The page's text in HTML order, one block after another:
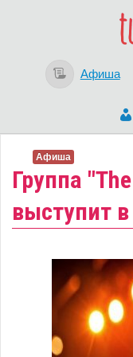
Афиша
Группа
выступит
Афиша